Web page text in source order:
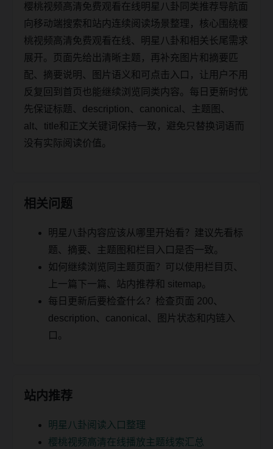
樱桃视频高清免费观看在线明星八卦同类推荐导航面
向移动端搜索和站内连续阅读场景整理，核心围绕樱
桃视频高清免费观看在线、明星八卦和相关长尾需求
展开。页面先给出清晰主题，再补充图片和摘要匹
配、摘要说明、图片语义和可点击入口，让用户不用
反复回到首页也能继续浏览同类内容。每日更新时优
先保证标题、description、canonical、主题图、
alt、title和正文关键词保持一致，避免只替换词语而
没有实际阅读价值。
相关问题
明星八卦内容应该从哪里开始看？建议先看标
题、摘要、主题图和栏目入口是否一致。
如何继续浏览同主题页面？可以使用栏目页、
上一篇下一篇、站内推荐和 sitemap。
每日更新后要检查什么？检查页面 200、
description、canonical、图片状态和内链入
口。
站内推荐
明星八卦阅读入口整理
樱桃视频高清在线播放主题线索汇总